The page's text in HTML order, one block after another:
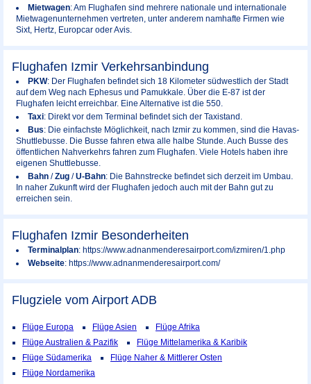
Mietwagen: Am Flughafen sind mehrere nationale und internationale
Mietwagenunternehmen vertreten, unter anderem namhafte Firmen wie
Sixt, Hertz, Europcar oder Avis.
Flughafen Izmir Verkehrsanbindung
PKW: Der Flughafen befindet sich 18 Kilometer südwestlich der Stadt
auf dem Weg nach Ephesus und Pamukkale. Über die E-87 ist der
Flughafen leicht erreichbar. Eine Alternative ist die 550.
Taxi: Direkt vor dem Terminal befindet sich der Taxistand.
Bus: Die einfachste Möglichkeit, nach Izmir zu kommen, sind die Havas-
Shuttlebusse. Die Busse fahren etwa alle halbe Stunde. Auch Busse des
öffentlichen Nahverkehrs fahren zum Flughafen. Viele Hotels haben ihre
eigenen Shuttlebusse.
Bahn /Zug /U-Bahn: Die Bahnstrecke befindet sich derzeit im Umbau.
In naher Zukunft wird der Flughafen jedoch auch mit der Bahn gut zu
erreichen sein.
Flughafen Izmir Besonderheiten
Terminalplan: https://www.adnanmenderesairport.com/izmiren/1.php
Webseite: https://www.adnanmenderesairport.com/
Flugziele vom Airport ADB
Flüge Europa Flüge Asien
Flüge Afrika
Flüge Australien & Pazifik
Flüge Mittelamerika & Karibik
Flüge Südamerika
Flüge Naher & Mittlerer Osten
Flüge Nordamerika